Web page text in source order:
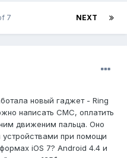
NEXT
7
новый гаджет - Ring
написать СМС, оплатить
движеним пальца. Оно
устройствами при помощи
iOS 7? Android 4.4 и